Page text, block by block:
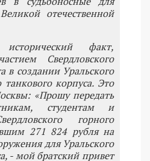
отечественной
факт,
Свердловского
в создании Уральского
танкового корпуса. Это
«Прошу передать
студентам и
горного
271 824 рубля на
для Уральского
- мой братский привет